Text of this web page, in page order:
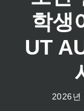
학생
UT
2026년